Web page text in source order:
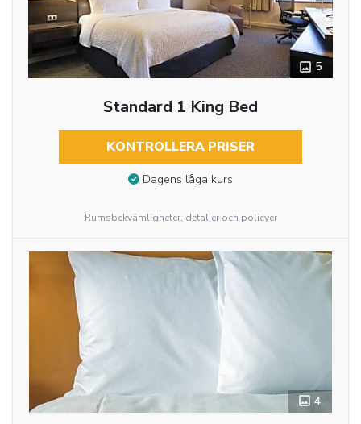
5
Standard 1 King Bed
KONTROLLERA PRISER
Dagens låga kurs
Rumsbekvämligheter, detaljer och policyer
4